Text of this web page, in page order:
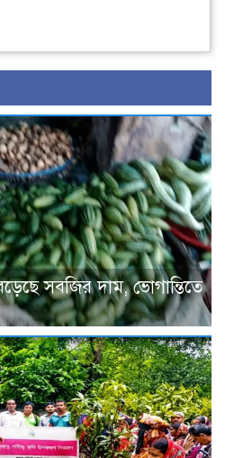
সবজির দাম, ভোগান্তিতে